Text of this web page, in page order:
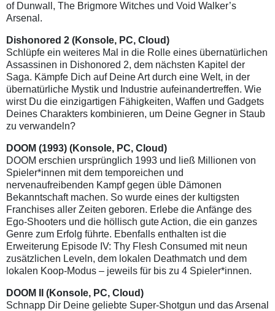
of Dunwall, The Brigmore Witches und Void Walker’s
Arsenal.
Dishonored 2 (Konsole, PC, Cloud)
Schlüpfe ein weiteres Mal in die Rolle eines übernatürlichen
Assassinen in Dishonored 2, dem nächsten Kapitel der
Saga. Kämpfe Dich auf Deine Art durch eine Welt, in der
übernatürliche Mystik und Industrie aufeinandertreffen. Wie
wirst Du die einzigartigen Fähigkeiten, Waffen und Gadgets
Deines Charakters kombinieren, um Deine Gegner in Staub
zu verwandeln?
DOOM (1993) (Konsole, PC, Cloud)
DOOM erschien ursprünglich 1993 und ließ Millionen von
Spieler*innen mit dem temporeichen und
nervenaufreibenden Kampf gegen üble Dämonen
Bekanntschaft machen. So wurde eines der kultigsten
Franchises aller Zeiten geboren. Erlebe die Anfänge des
Ego-Shooters und die höllisch gute Action, die ein ganzes
Genre zum Erfolg führte. Ebenfalls enthalten ist die
Erweiterung Episode IV: Thy Flesh Consumed mit neun
zusätzlichen Leveln, dem lokalen Deathmatch und dem
lokalen Koop-Modus – jeweils für bis zu 4 Spieler*innen.
DOOM II
(Konsole, PC, Cloud)
Schnapp Dir Deine geliebte Super-Shotgun und das Arsenal